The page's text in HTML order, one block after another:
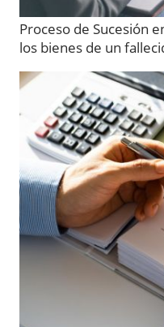
Proceso de Sucesión
los bienes de un